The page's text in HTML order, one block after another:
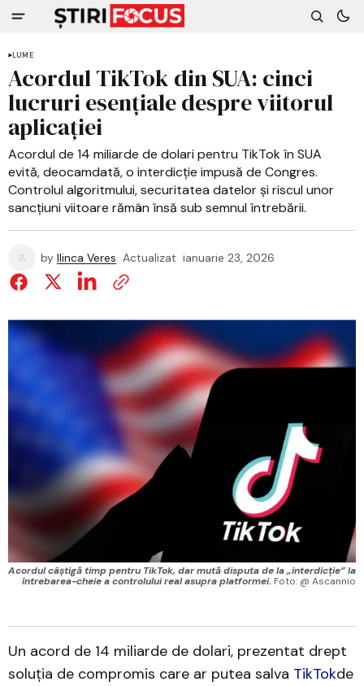
LUME
Acordul TikTok din SUA: cinci
lucruri esențiale despre viitorul
aplicației
Acordul de 14 miliarde de dolari pentru TikTok în SUA
evită, deocamdată, o interdicție impusă de Congres.
Controlul algoritmului, securitatea datelor și riscul unor
sancțiuni viitoare rămân însă sub semnul întrebării.
by Ilinca Veres Actualizat ianuarie 23, 2026
Acordul câștigă timp pentru TikTok, dar mută disputa de la „interdicție” la
întrebarea-cheie a controlului real asupra platformei. Foto: @ Ascannio
Un acord de 14 miliarde de dolari, prezentat drept
soluția de compromis care ar putea salva TikTokde